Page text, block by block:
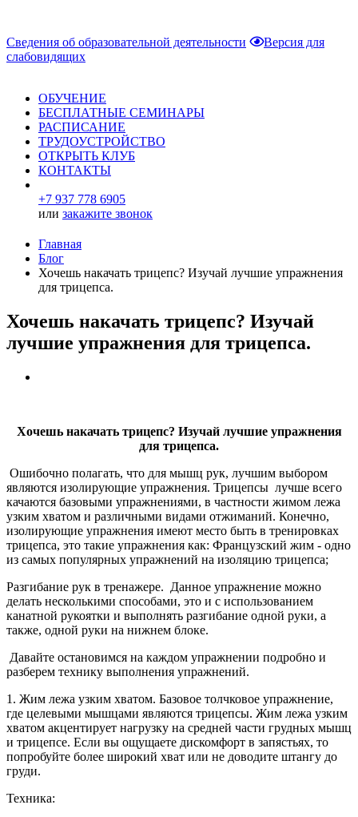
Сведения об образовательной деятельности
Версия для
слабовидящих
ОБУЧЕНИЕ
БЕСПЛАТНЫЕ СЕМИНАРЫ
РАСПИСАНИЕ
ТРУДОУСТРОЙСТВО
ОТКРЫТЬ КЛУБ
КОНТАКТЫ
+7 937 778 6905
или закажите звонок
Главная
Блог
Хочешь накачать трицепс? Изучай лучшие упражнения
для трицепса.
Хочешь накачать трицепс? Изучай
лучшие упражнения для трицепса.
Хочешь накачать трицепс? Изучай лучшие упражнения
для трицепса.
Ошибочно полагать, что для мышц рук, лучшим выбором
являются изолирующие упражнения. Трицепсы лучше всего
качаются базовыми упражнениями, в частности жимом лежа
узким хватом и различными видами отжиманий. Конечно,
изолирующие упражнения имеют место быть в тренировках
трицепса, это такие упражнения как: Французский жим - одно
из самых популярных упражнений на изоляцию трицепса;
Разгибание рук в тренажере. Данное упражнение можно
делать несколькими способами, это и с использованием
канатной рукоятки и выполнять разгибание одной руки, а
также, одной руки на нижнем блоке.
Давайте остановимся на каждом упражнении подробно и
разберем технику выполнения упражнений.
1. Жим лежа узким хватом. Базовое толчковое упражнение,
где целевыми мышцами являются трицепсы. Жим лежа узким
хватом акцентирует нагрузку на средней части грудных мышц
и трицепсе. Если вы ощущаете дискомфорт в запястьях, то
попробуйте более широкий хват или не доводите штангу до
груди.
Техника: